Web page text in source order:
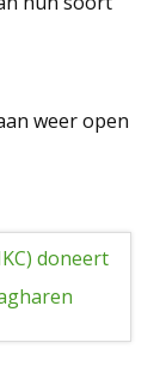
weer open
doneert